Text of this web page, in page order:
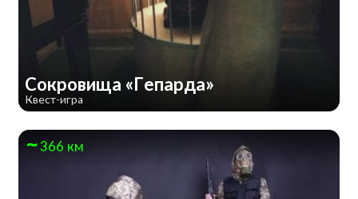
Сокровища «Гепарда»
Квест-игра
366 км